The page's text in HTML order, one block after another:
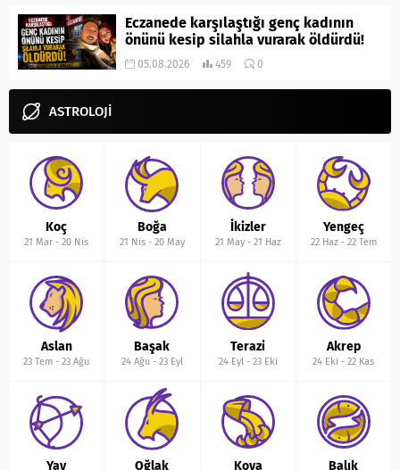
Eczanede karşılaştığı genç kadının
önünü kesip silahla vurarak öldürdü!
05.08.2026 459 0
ASTROLOJİ
Koç
21 Mar -20 Nis
Boğa
21 Nis- 20 May
İkizler
21 May- 21 Haz
Yengeç
22 Haz- 22 Tem
Aslan
23 Tem -23 Ağu
Başak
24 Ağu- 23 Eyl
Terazi
24 Eyl- 23 Eki
Akrep
24 Eki -22 Kas
Yay Oğlak Kova Balık